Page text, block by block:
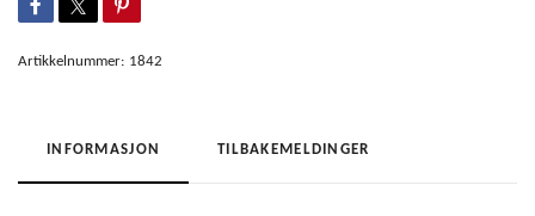
Artikkelnummer: 1842
INFORMASJON TILBAKEMELDINGER